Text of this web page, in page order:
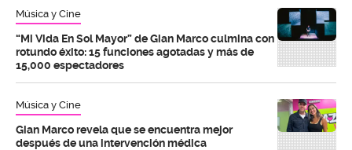
Música y Cine
“Mi Vida En Sol Mayor” de Gian Marco culmina con
rotundo éxito: 15 funciones agotadas y más de
15,000 espectadores
Música y Cine
Gian Marco revela que se encuentra mejor
después de una intervención médica